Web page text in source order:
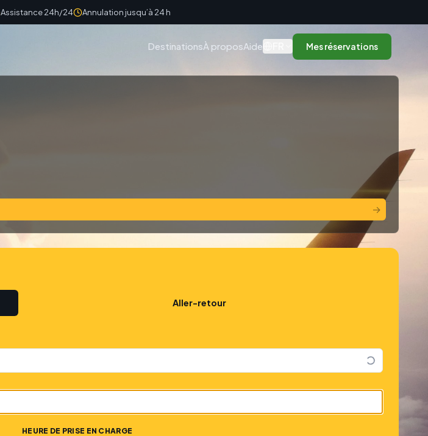
Assistance 24h/24 Annulation jusqu’à 24 h
DestinationsÀ proposAide Mes réservations
→
Aller-retour
HEURE DE PRISE EN CHARGE